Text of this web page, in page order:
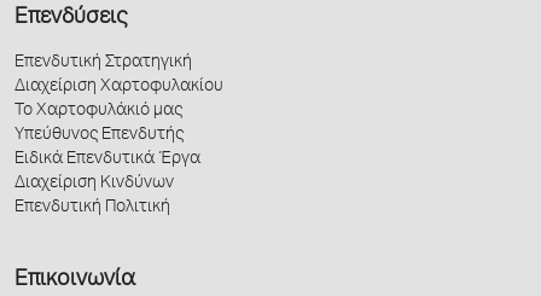
Επενδύσεις
Επενδυτική Στρατηγική
Διαχείριση Χαρτοφυλακίου
Το Χαρτοφυλάκιό μας
Υπεύθυνος Επενδυτής
Ειδικά Επενδυτικά Έργα
Διαχείριση Κινδύνων
Επενδυτική Πολιτική
Επικοινωνία